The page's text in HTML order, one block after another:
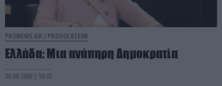
PRONEWS.GR / PROVOCATEUR
Ελλάδα: Μια ανάπηρη Δημοκρατία
03.08.2026 | 16:02